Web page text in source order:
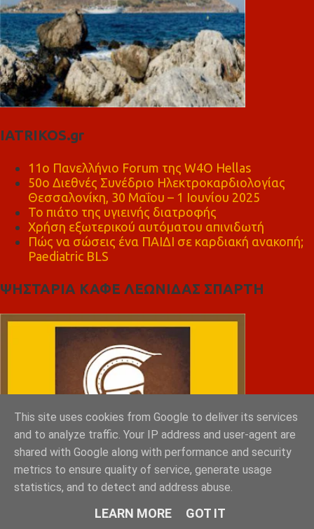
IATRIKOS.gr
11ο Πανελλήνιο Forum της W4O Hellas
50ο Διεθνές Συνέδριο Ηλεκτροκαρδιολογίας
Θεσσαλονίκη, 30 Μαΐου – 1 Ιουνίου 2025
Το πιάτο της υγιεινής διατροφής
Χρήση εξωτερικού αυτόματου απινιδωτή
Πώς να σώσεις ένα ΠΑΙΔΙ σε καρδιακή ανακοπή;
Paediatric BLS
ΨΗΣΤΑΡΙΑ ΚΑΦΕ ΛΕΩΝΙΔΑΣ ΣΠΑΡΤΗ
This site uses cookies from Google to deliver its services
and to analyze traffic. Your IP address and user-agent are
shared with Google along with performance and security
metrics to ensure quality of service, generate usage
statistics, and to detect and address abuse.
LEARN MORE GOT IT